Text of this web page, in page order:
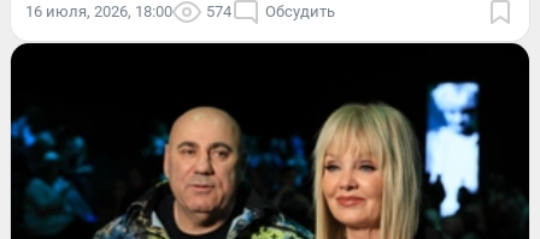
16 июля, 2026, 18:00 574 Обсудить